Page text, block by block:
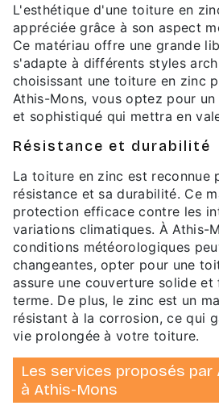
L'esthétique d'une toiture en
appréciée grâce à son aspect
Ce matériau offre une grande
s'adapte à différents styles
choisissant une toiture en zinc
Athis-Mons, vous optez pour
et sophistiqué qui mettra en
Résistance et durabilité
La toiture en zinc est reconnue
résistance et sa durabilité. Ce
protection efficace contre les
variations climatiques. À Athis-
conditions météorologiques
changeantes, opter pour une
assure une couverture solide
terme. De plus, le zinc est un
résistant à la corrosion, ce qui
vie prolongée à votre toiture.
Les services proposés par
à Athis-Mons